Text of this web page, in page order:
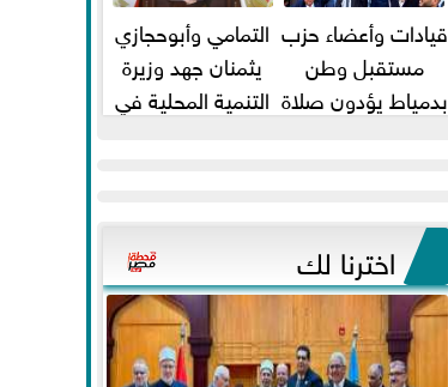
قيادات وأعضاء حزب
مستقبل وطن
بدمياط يؤدون صلاة
التمامي وأبوحجازي
يثمنان جهد وزيرة
التنمية المحلية في
اخترنا لك